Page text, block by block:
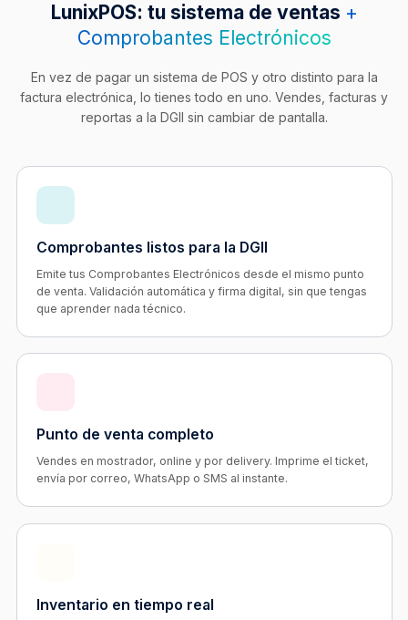
LunixPOS: tu sistema de ventas +
Comprobantes Electrónicos
En vez de pagar un sistema de POS y otro distinto para la
factura electrónica, lo tienes todo en uno. Vendes, facturas y
reportas a la DGII sin cambiar de pantalla.
Comprobantes listos para la DGII
Emite tus Comprobantes Electrónicos desde el mismo punto
de venta. Validación automática y firma digital, sin que tengas
que aprender nada técnico.
Punto de venta completo
Vendes en mostrador, online y por delivery. Imprime el ticket,
envía por correo, WhatsApp o SMS al instante.
Inventario en tiempo real